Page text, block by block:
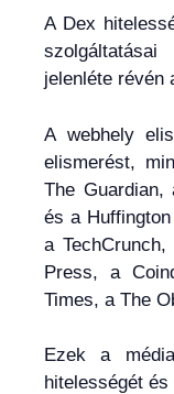
A Dex
jelenléte révén
A webhely
elismerést,
The Guardian,
és a
a
Press, a
Times, a The
Ezek a
hitelességét